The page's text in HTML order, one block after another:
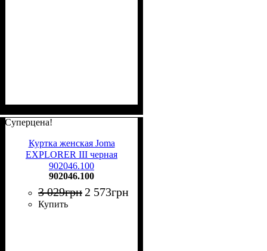
Суперцена!
Куртка женская Joma
EXPLORER III черная
902046.100
902046.100
3 029грн 2 573грн
Купить